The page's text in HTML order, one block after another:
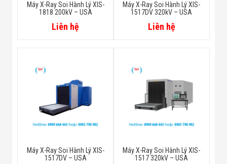
Máy X-Ray Soi Hành Lý XIS-
1818 200kV – USA
Liên hệ
Máy X-Ray Soi Hành Lý XIS-
1517DV 320kV – USA
Liên hệ
Máy X-Ray Soi Hành Lý XIS-
1517DV – USA
Máy X-Ray Soi Hành Lý XIS-
1517 320kV – USA